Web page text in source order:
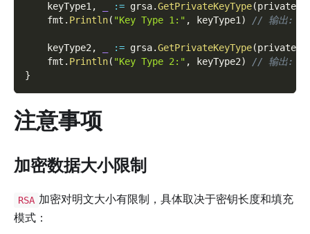
    keyType1
, := grsa.GetPrivateKeyType(
    fmt
. Println( "Key Type 1:" , keyType1) // 输出:
    keyType2
, := grsa.GetPrivateKeyType(
    fmt
. Println( "Key Type 2:" , keyType2)
// 输出:
}
注意事项
加密数据大小限制
RSA 加密对明文大小有限制，具体取决于密钥长度和填充
模式：